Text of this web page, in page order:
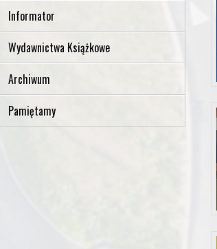
Informator
Wydawnictwa Książkowe
Archiwum
Pamiętamy